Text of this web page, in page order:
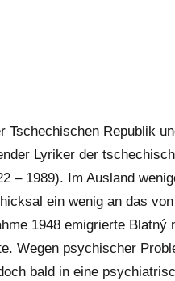
Tschechischen Republik
Lyriker der
– 1989). Im Ausland
ein wenig an das
1948 emigrierte
Wegen psychischer
bald in eine